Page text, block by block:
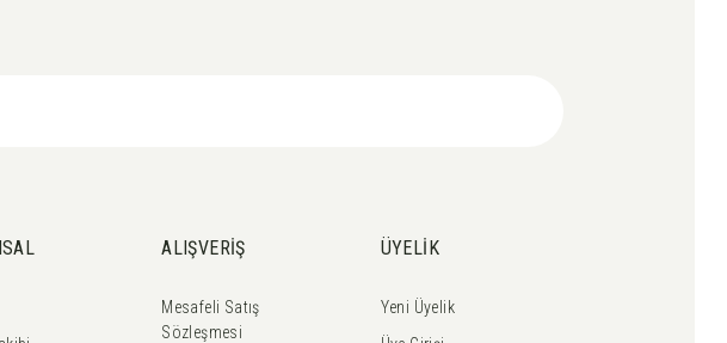
ALIŞVERİŞ
Mesafeli Satış
Sözleşmesi
ÜYELİK
Yeni Üyelik